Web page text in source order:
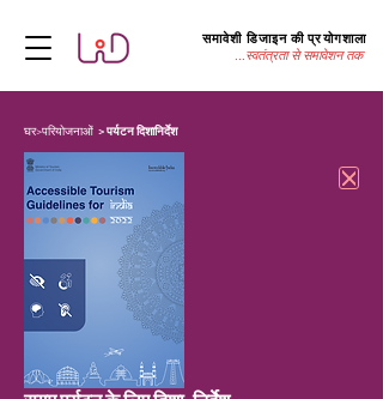
समावेशी डिजाइन की प्रयोगशाला
...स्वतंत्रता से समावेशन तक
घर>परियोजनाओं > पर्यटन दिशानिर्देश